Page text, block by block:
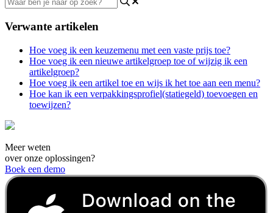
Verwante artikelen
Hoe voeg ik een keuzemenu met een vaste prijs toe?
Hoe voeg ik een nieuwe artikelgroep toe of wijzig ik een
artikelgroep?
Hoe voeg ik een artikel toe en wijs ik het toe aan een menu?
Hoe kan ik een verpakkingsprofiel(statiegeld) toevoegen en
toewijzen?
Meer weten
over onze oplossingen?
Boek een demo